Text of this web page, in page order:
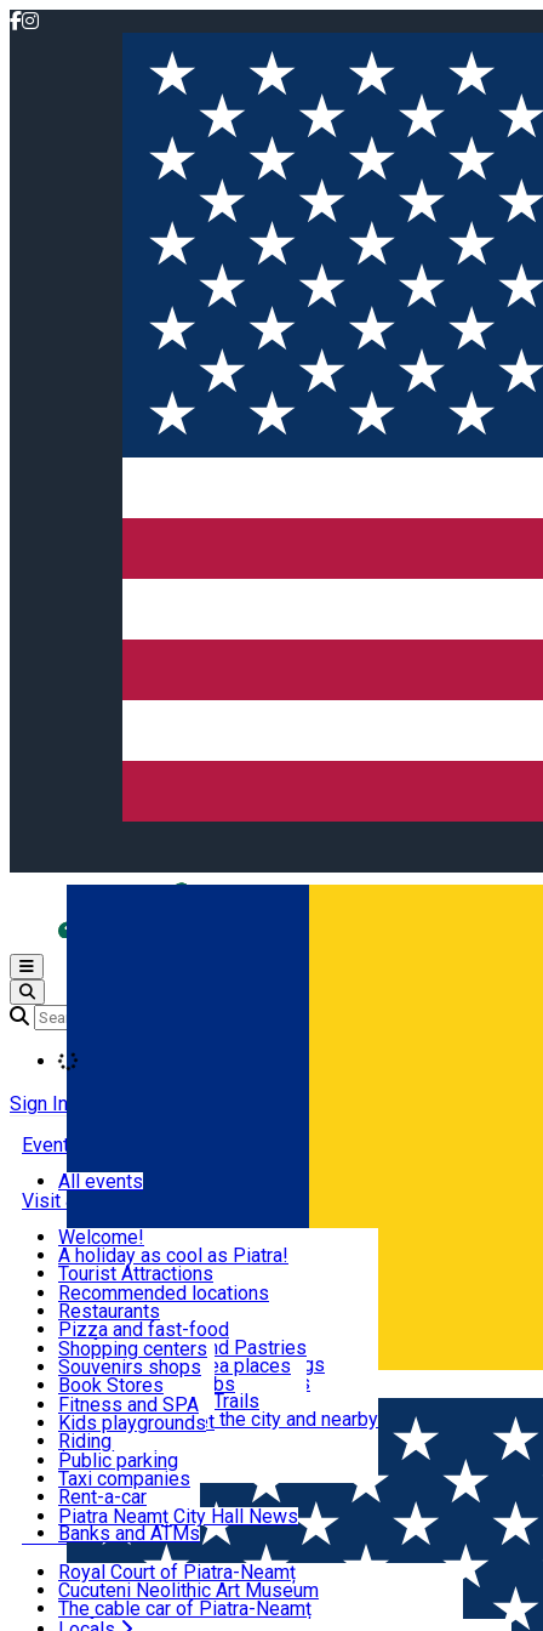
Română
Open main menu
Sign In
Events
Visit & Explore
Eat & Drink
Shopping
Fun & Relax
Useful info
Locals
Most Popular
All events
Welcome!
A holiday as cool as Piatra!
Tourist Attractions
Walking through the city
Hiking in nature
All locations
Mountain bike & Downhill
By car through the surroundings
#priNeamt one day itineraries
Ceahlău Mountain Trails
Accommodation in the city and nearby
Tourist Infopoint
Tourist guides
Travel agencies
Recommended locations
Restaurants
Pizza and fast-food
Confectioneries and Pastries
Coffee Shops & Tea places
Pubs, bars and clubs
Shopping centers
Souvenirs shops
Book Stores
Local products
The central market
Fitness and SPA
Kids playgrounds
Riding
Public parking
Taxi companies
Rent-a-car
Bicycle rentals
Banks and ATMs
Piatra Neamț City Hall News
Royal Court of Piatra-Neamț
Cucuteni Neolithic Art Museum
The cable car of Piatra-Neamț